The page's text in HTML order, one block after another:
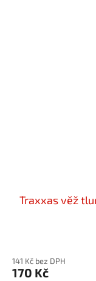
Traxxas věž
141 Kč bez DPH
170 Kč